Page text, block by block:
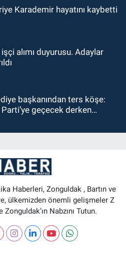
Karademir hayatını kaybetti
alımı duyurusu. Adaylar
başkanından ters köşe:
Parti’ye geçecek derken…
Haberleri, Zonguldak , Bartın ve
ülkemizden önemli gelişmeler Z
Zonguldak’ın Nabzını Tutun.